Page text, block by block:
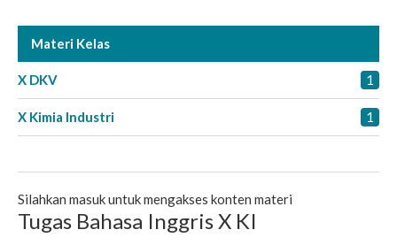
Materi Kelas
X DKV 1
X Kimia Industri 1
Silahkan masuk untuk mengakses konten materi
Tugas Bahasa Inggris X KI